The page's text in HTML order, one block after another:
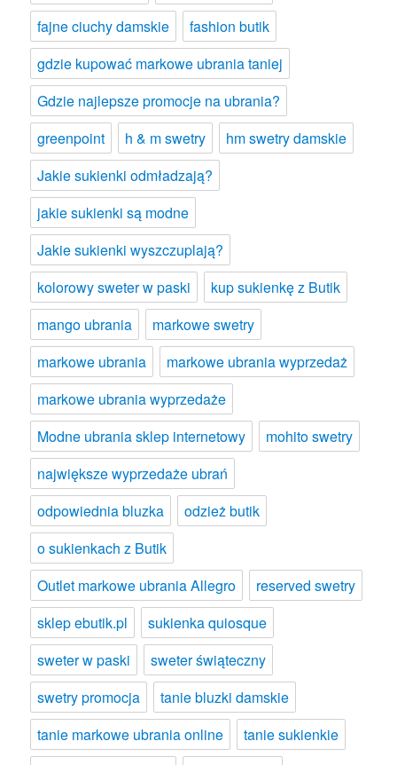
fajne ciuchy damskie
fashion butik
gdzie kupować markowe ubrania taniej
Gdzie najlepsze promocje na ubrania?
greenpoint
h & m swetry
hm swetry damskie
Jakie sukienki odmładzają?
jakie sukienki są modne
Jakie sukienki wyszczuplają?
kolorowy sweter w paski
kup sukienkę z Butik
mango ubrania
markowe swetry
markowe ubrania
markowe ubrania wyprzedaż
markowe ubrania wyprzedaże
Modne ubrania sklep internetowy
mohito swetry
największe wyprzedaże ubrań
odpowiednia bluzka
odzież butik
o sukienkach z Butik
Outlet markowe ubrania Allegro
reserved swetry
sklep ebutik.pl
sukienka quiosque
sweter w paski
sweter świąteczny
swetry promocja
tanie bluzki damskie
tanie markowe ubrania online
tanie sukienkie